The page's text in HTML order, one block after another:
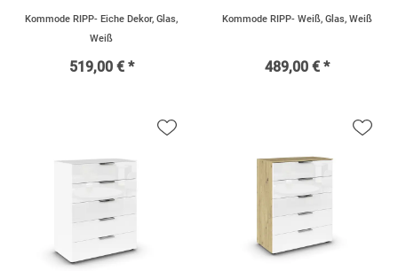
Kommode RIPP- Eiche Dekor, Glas,
Weiß
519,00 € *
Kommode RIPP- Weiß, Glas, Weiß
489,00 € *